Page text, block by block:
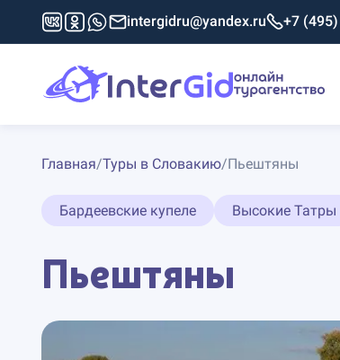
intergidru@yandex.ru +7
Главная/Туры в Словакию/Пьештяны
Бардеевские купеле Высокие Татры
Пьештяны